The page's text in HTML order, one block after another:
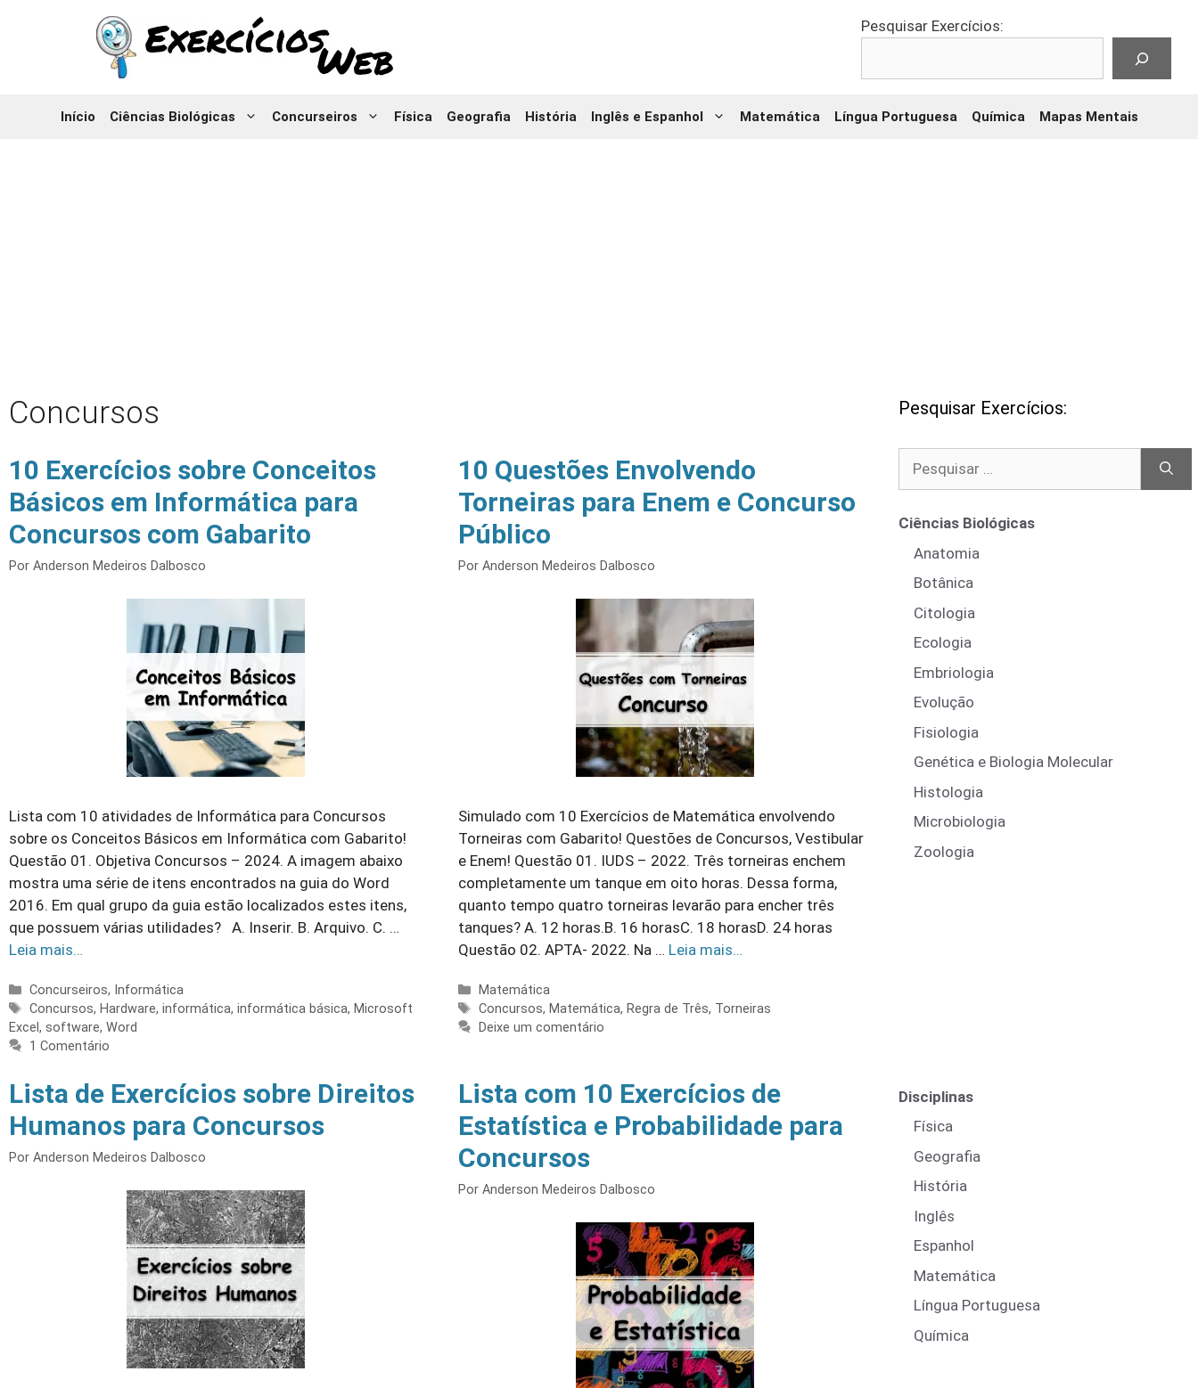
Pesquisar Exercícios:
Início Ciências Biológicas Concurseiros Física Geografia História Inglês e Espanhol Matemática Língua Portuguesa Química Mapas Mentais
Concursos
10 Exercícios sobre Conceitos
Básicos em Informática para
Concursos com Gabarito
Por Anderson Medeiros Dalbosco
Lista com 10 atividades de Informática para Concursos
sobre os Conceitos Básicos em Informática com Gabarito!
Questão 01. Objetiva Concursos – 2024. A imagem abaixo
mostra uma série de itens encontrados na guia do Word
2016. Em qual grupo da guia estão localizados estes itens,
que possuem várias utilidades? A. Inserir. B. Arquivo. C. …
Leia mais…
Categorias
Concurseiros, Informática
Tags
Concursos, Hardware,informática,informática básica, Microsoft
Excel , software, Word
1 Comentário
10 Questões Envolvendo
Torneiras para Enem e Concurso
Público
Por Anderson Medeiros Dalbosco
Simulado com 10 Exercícios de Matemática envolvendo
Torneiras com Gabarito! Questões de Concursos, Vestibular
e Enem! Questão 01. IUDS – 2022. Três torneiras enchem
completamente um tanque em oito horas. Dessa forma,
quanto tempo quatro torneiras levarão para encher três
tanques? A. 12 horas.B. 16 horasC. 18 horasD. 24 horas
Questão 02. APTA- 2022. Na … Leia mais…
Categorias
Matemática
Tags
Concursos, Matemática, Regra de Três, Torneiras
Deixe um comentário
Lista de Exercícios sobre Direitos
Humanos para Concursos
Por Anderson Medeiros Dalbosco
Lista com 10 Exercícios de
Estatística e Probabilidade para
Concursos
Por Anderson Medeiros Dalbosco
Pesquisar Exercícios:
Ciências Biológicas
Anatomia
Botânica
Citologia
Ecologia
Embriologia
Evolução
Fisiologia
Genética e Biologia Molecular
Histologia
Microbiologia
Zoologia
Disciplinas
Física
Geografia
História
Inglês
Espanhol
Matemática
Língua Portuguesa
Química